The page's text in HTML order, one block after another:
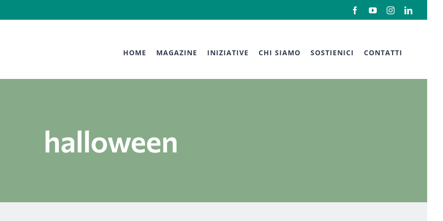
FacebookYouTubeInstagramLinkedIn
HOME MAGAZINE INIZIATIVE CHI SIAMO SOSTIENICI CONTATTI
halloween